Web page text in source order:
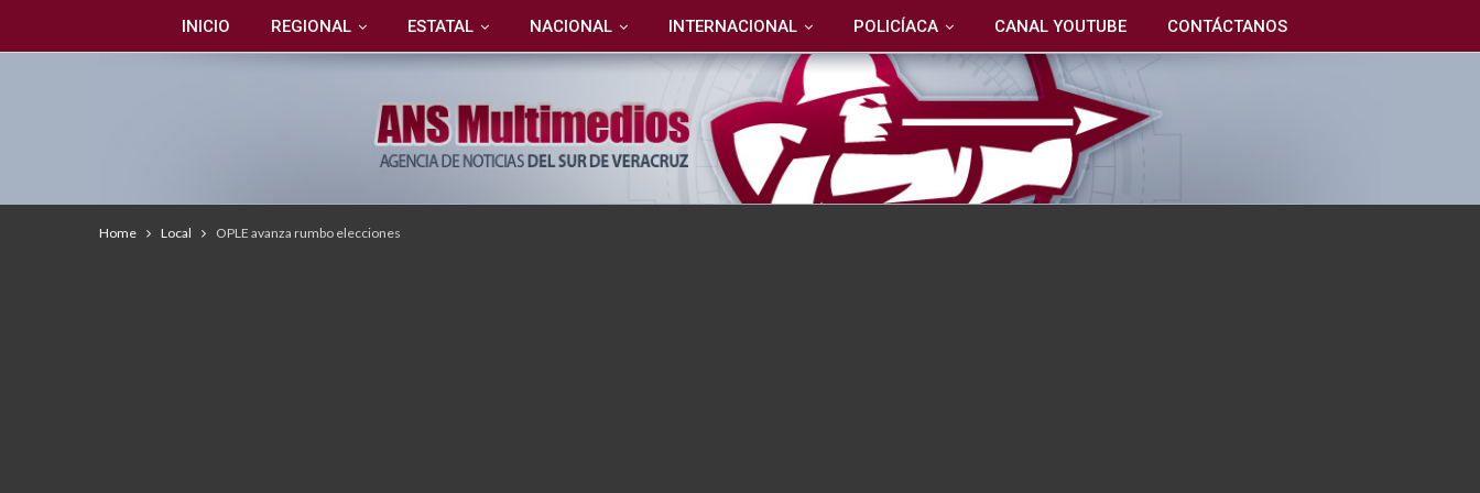
INICIO REGIONAL ESTATAL NACIONAL INTERNACIONAL POLICÍACA CANAL YOUTUBE CONTÁCTANOS
Home Local OPLE avanza rumbo elecciones